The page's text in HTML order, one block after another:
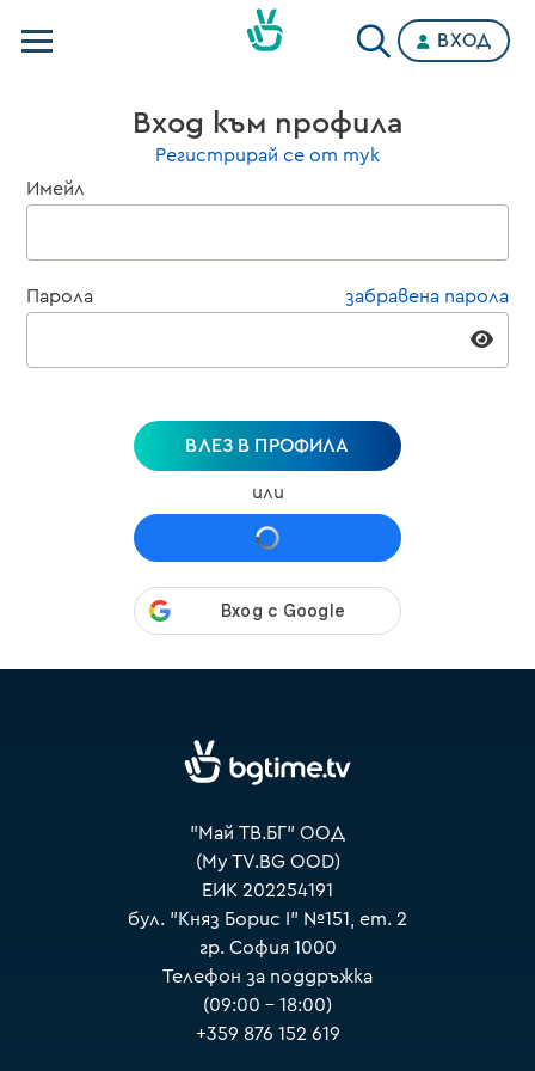
Категории
ВХОД
Вход към профила
Регистрирай се от тук
Имейл
Парола забравена парола
ВЛЕЗ В ПРОФИЛА
или
"Май ТВ.БГ" ООД
(My TV.BG OOD)
ЕИК 202254191
бул. "Княз Борис I" №151, ет. 2
гр. София 1000
Телефон за поддръжка
(09:00 – 18:00)
+359 876 152 619